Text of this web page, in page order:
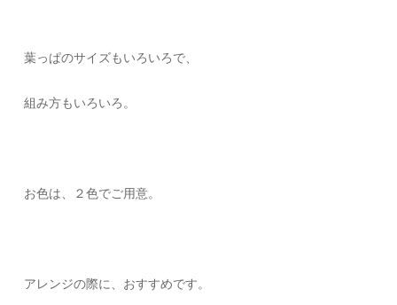
葉っぱのサイズもいろいろで、
組み方もいろいろ。
お色は、２色でご用意。
アレンジの際に、おすすめです。